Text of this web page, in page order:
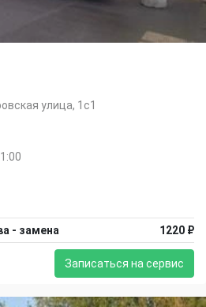
улица, 1с1
- замена 1220 ₽
Записаться на сервис